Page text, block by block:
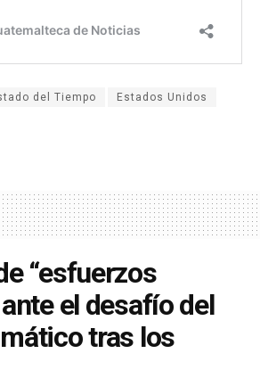
del Tiempo Estados Unidos
“esfuerzos
el desafío del
tras los